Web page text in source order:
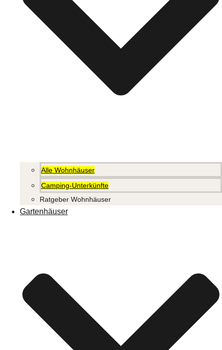
Alle Wohnhäuser
Camping-Unterkünfte
Ratgeber Wohnhäuser
Gartenhäuser